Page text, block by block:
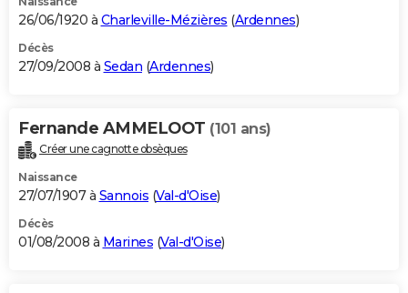
26/06/1920 à Charleville-Mézières (Ardennes)
Décès
27/09/2008 à Sedan (Ardennes)
Fernande AMMELOOT (101 ans)
Créer une cagnotte obsèques
Naissance
27/07/1907 à Sannois (Val-d'Oise)
Décès
01/08/2008 à Marines (Val-d'Oise)